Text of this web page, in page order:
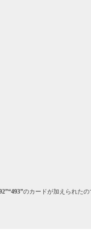
のカードが加えられた